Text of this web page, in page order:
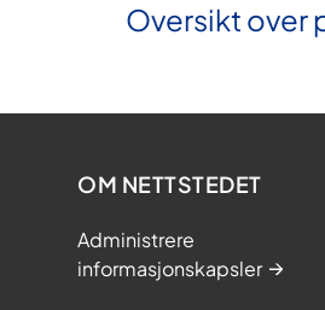
Oversikt over
OM NETTSTEDET
Administrere
informasjonskapsler